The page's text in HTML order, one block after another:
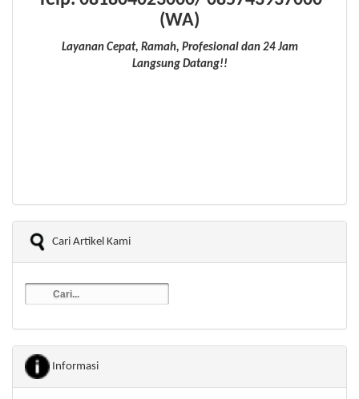
(WA)
Layanan Cepat, Ramah, Profesional dan 24 Jam
Langsung Datang!!
Cari Artikel Kami
Informasi